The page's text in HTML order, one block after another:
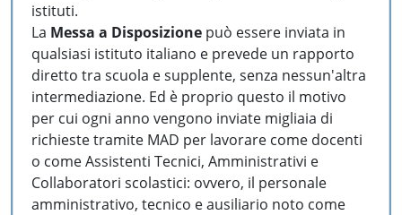
istituti.
La Messa a Disposizione può essere inviata in
qualsiasi istituto italiano e prevede un rapporto
diretto tra scuola e supplente, senza nessun'altra
intermediazione. Ed è proprio questo il motivo
per cui ogni anno vengono inviate migliaia di
richieste tramite MAD per lavorare come docenti
o come Assistenti Tecnici, Amministrativi e
Collaboratori scolastici: ovvero, il personale
amministrativo, tecnico e ausiliario noto come